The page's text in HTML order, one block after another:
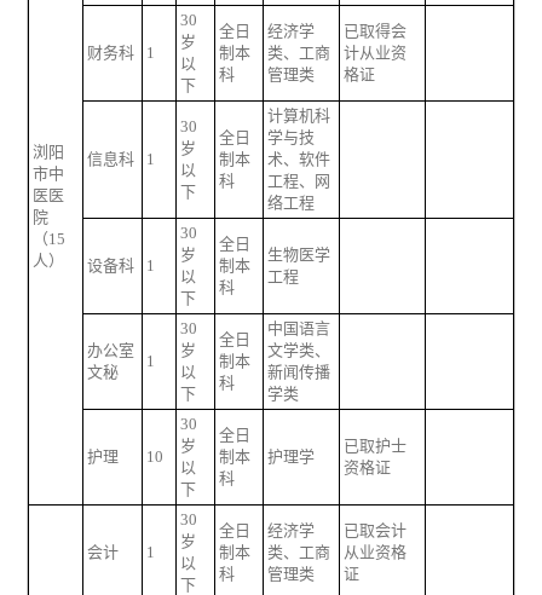
浏阳
市中
医医
院
（15
人）
财务科 1
30
岁
以
下
全日
制本
科
经济学
类、工商
管理类
已取得会
计从业资
格证
信息科 1
30
岁
以
下
全日
制本
科
计算机科
学与技
术、软件
工程、网
络工程
设备科 1
30
岁
以
下
全日
制本
科
生物医学
工程
办公室
文秘
1
30
岁
以
下
全日
制本
科
中国语言
文学类、
新闻传播
学类
护理 10
30
岁
以
下
全日
制本
科
护理学
已取护士
资格证
会计 1
30
岁
以
下
全日
制本
科
经济学
类、工商
管理类
已取会计
从业资格
证